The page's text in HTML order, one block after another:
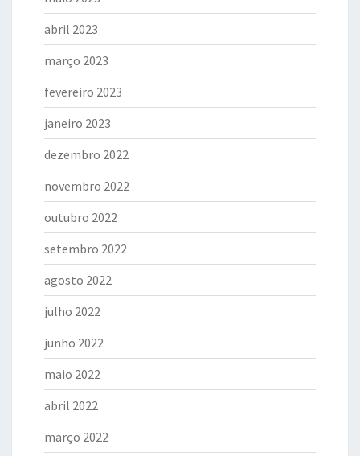
abril 2023
março 2023
fevereiro 2023
janeiro 2023
dezembro 2022
novembro 2022
outubro 2022
setembro 2022
agosto 2022
julho 2022
junho 2022
maio 2022
abril 2022
março 2022